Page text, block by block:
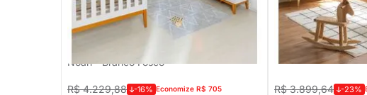
Kit Quarto Infantil com Pés Square Mel -
Cômoda Elfe 4 Gavetas e 1 Porta +
Noah - Branco Fosco
R$ 4.229,88 -16% Economize R$ 705
Kit Quarto Theo
Berço+ Cômoda 3
Roupa 2 Portas -
R$ 3.899,64 -23%